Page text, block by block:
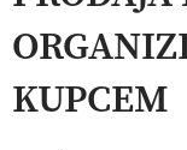
KUPCEM